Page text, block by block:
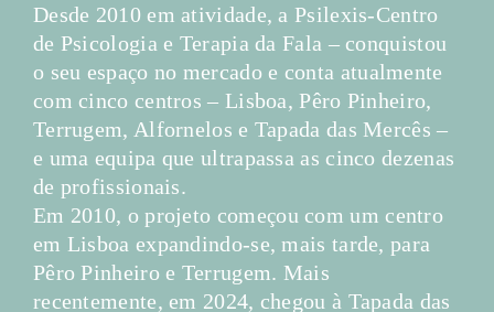
Desde 2010 em atividade, a Psilexis-Centro
de Psicologia e Terapia da Fala – conquistou
o seu espaço no mercado e conta atualmente
com cinco centros – Lisboa, Pêro Pinheiro,
Terrugem, Alfornelos e Tapada das Mercês –
e uma equipa que ultrapassa as cinco dezenas
de profissionais.
Em 2010, o projeto começou com um centro
em Lisboa expandindo-se, mais tarde, para
Pêro Pinheiro e Terrugem. Mais
recentemente, em 2024, chegou à Tapada das